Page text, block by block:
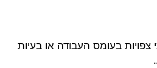
בעומס העבודה או בעיות